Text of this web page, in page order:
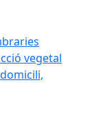
vegetal